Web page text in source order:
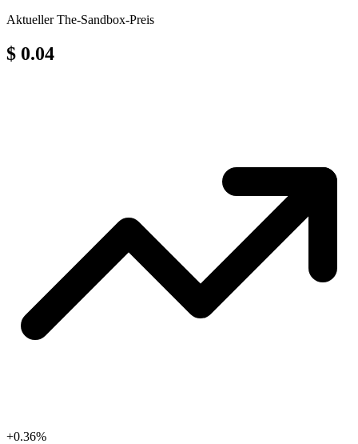
Aktueller The-Sandbox-Preis
$ 0.04
+0.36%